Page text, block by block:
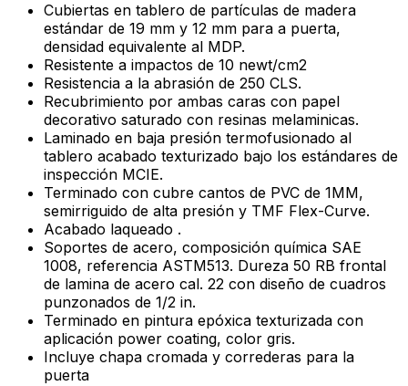
Cubiertas en tablero de partículas de madera
estándar de 19 mm y 12 mm para a puerta,
densidad equivalente al MDP.
Resistente a impactos de 10 newt/cm2
Resistencia a la abrasión de 250 CLS.
Recubrimiento por ambas caras con papel
decorativo saturado con resinas melaminicas.
Laminado en baja presión termofusionado al
tablero acabado texturizado bajo los estándares de
inspección MCIE.
Terminado con cubre cantos de PVC de 1MM,
semirriguido de alta presión y TMF Flex-Curve.
Acabado laqueado .
Soportes de acero, composición química SAE
1008, referencia ASTM513. Dureza 50 RB frontal
de lamina de acero cal. 22 con diseño de cuadros
punzonados de 1/2 in.
Terminado en pintura epóxica texturizada con
aplicación power coating, color gris.
Incluye chapa cromada y correderas para la
puerta